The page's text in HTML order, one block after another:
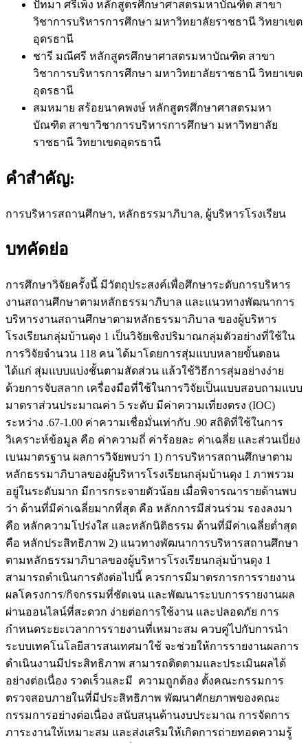
ปัทมา ศรีเพ็ง หลักสูตรศึกษาศาสตรมหาบัณฑิต สาขา
วิชาการบริหารการศึกษา มหาวิทยาลัยราชธานี วิทยาเขต
อุดรธานี
ชารี มณีศรี หลักสูตรศึกษาศาสตรมหาบัณฑิต สาขา
วิชาการบริหารการศึกษา มหาวิทยาลัยราชธานี วิทยาเขต
อุดรธานี
สมหมาย สร้อยนาคพงษ์ หลักสูตรศึกษาศาสตรมหา
บัณฑิต สาขาวิชาการบริหารการศึกษา มหาวิทยาลัย
ราชธานี วิทยาเขตอุดรธานี
คำสำคัญ:
การบริหารสถานศึกษา, หลักธรรมาภิบาล, ผู้บริหารโรงเรียน
บทคัดย่อ
การศึกษาวิจัยครั้งนี้ มีวัตถุประสงค์เพื่อศึกษาระดับการบริหาร
งานสถานศึกษาตามหลักธรรมาภิบาล และแนวทางพัฒนาการ
บริหารงานสถานศึกษาตามหลักธรรมาภิบาล ของผู้บริหาร
โรงเรียนกลุ่มบ้านดุง 1 เป็นวิจัยเชิงปริมาณกลุ่มตัวอย่างที่ใช้ใน
การวิจัยจำนวน 118 คน ได้มาโดยการสุ่มแบบหลายขั้นตอน
ได้แก่ สุ่มแบบแบ่งชั้นตามสัดส่วน แล้วใช้วิธีการสุ่มอย่างง่าย
ด้วยการจับสลาก เครื่องมือที่ใช้ในการวิจัยเป็นแบบสอบถามแบบ
มาตราส่วนประมาณค่า 5 ระดับ มีค่าความเที่ยงตรง (IOC)
ระหว่าง .67-1.00 ค่าความเชื่อมั่นเท่ากับ .90 สถิติที่ใช้ในการ
วิเคราะห์ข้อมูล คือ ค่าความถี่ ค่าร้อยละ ค่าเฉลี่ย และส่วนเบี่ยง
เบนมาตรฐาน ผลการวิจัยพบว่า 1) การบริหารสถานศึกษาตาม
หลักธรรมาภิบาลของผู้บริหารโรงเรียนกลุ่มบ้านดุง 1 ภาพรวม
อยู่ในระดับมาก มีการกระจายตัวน้อย เมื่อพิจารณารายด้านพบ
ว่า ด้านที่มีค่าเฉลี่ยมากที่สุด คือ หลักการมีส่วนร่วม รองลงมา
คือ หลักความโปร่งใส และหลักนิติธรรม ด้านที่มีค่าเฉลี่ยต่ำสุด
คือ หลักประสิทธิภาพ 2) แนวทางพัฒนาการบริหารสถานศึกษา
ตามหลักธรรมาภิบาลของผู้บริหารโรงเรียนกลุ่มบ้านดุง 1
สามารถดำเนินการดังต่อไปนี้ ควรการมีมาตรการการรายงาน
ผลโครงการ/กิจกรรมที่ชัดเจน และพัฒนาระบบการรายงานผล
ผ่านออนไลน์ที่สะดวก ง่ายต่อการใช้งาน และปลอดภัย การ
กำหนดระยะเวลาการรายงานที่เหมาะสม ควบคู่ไปกับการนำ
ระบบเทคโนโลยีสารสนเทศมาใช้ จะช่วยให้การรายงานผลการ
ดำเนินงานมีประสิทธิภาพ สามารถติดตามและประเมินผลได้
อย่างต่อเนื่อง รวดเร็วและมี ความถูกต้อง ตั้งคณะกรรมการ
ตรวจสอบภายในที่มีประสิทธิภาพ พัฒนาศักยภาพของคณะ
กรรมการอย่างต่อเนื่อง สนับสนุนด้านงบประมาณ การจัดการ
ภาระงานให้เหมาะสม และส่งเสริมให้เกิดการถ่ายทอดความรู้